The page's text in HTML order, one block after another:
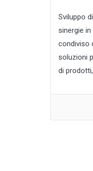
Sviluppo
sinergie
condiviso
soluzioni
di